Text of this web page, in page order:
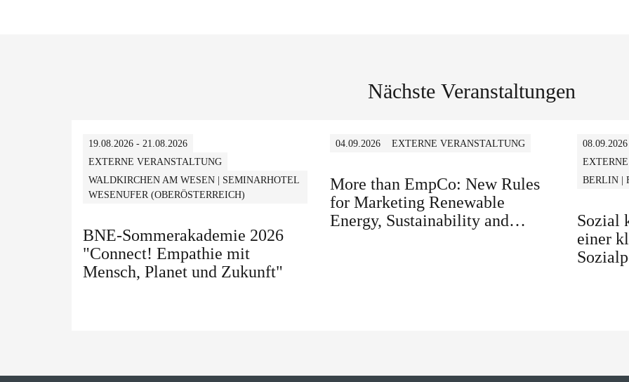
Nächste Veranstaltungen
19.08.2026 - 21.08.2026
EXTERNE VERANSTALTUNG
WALDKIRCHEN AM WESEN | SEMINARHOTEL
WESENUFER (OBERÖSTERREICH)
BNE-Sommerakademie 2026
"Connect! Empathie mit
Mensch, Planet und Zukunft"
04.09.2026 EXTERNE VERANSTALTUNG
More than EmpCo: New Rules
for Marketing Renewable
Energy, Sustainability and
BERLIN |
Sozial
einer